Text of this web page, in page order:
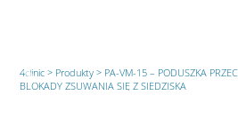
4clinic > Produkty > PA-VM-15 – PODUSZKA
BLOKADY ZSUWANIA SIĘ Z SIEDZISKA